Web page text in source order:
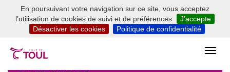
En poursuivant votre navigation sur ce site, vous acceptez
l’utilisation de cookies de suivi et de préférences
J’accepte
Désactiver les cookies
Politique de confidentialité